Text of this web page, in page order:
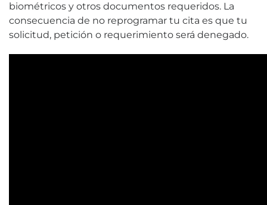
biométricos y otros documentos requeridos. La
consecuencia de no reprogramar tu cita es que tu
solicitud, petición o requerimiento será denegado.